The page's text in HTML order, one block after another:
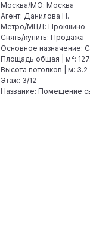
Москва/МО: Москва
Агент: Данилова Н.
Метро/МЦД: Прокшино
Снять/купить: Продажа
Основное назначение:
Площадь общая | м²:
Высота потолков | м: 3.2
Этаж: 3/12
Название: Помещение